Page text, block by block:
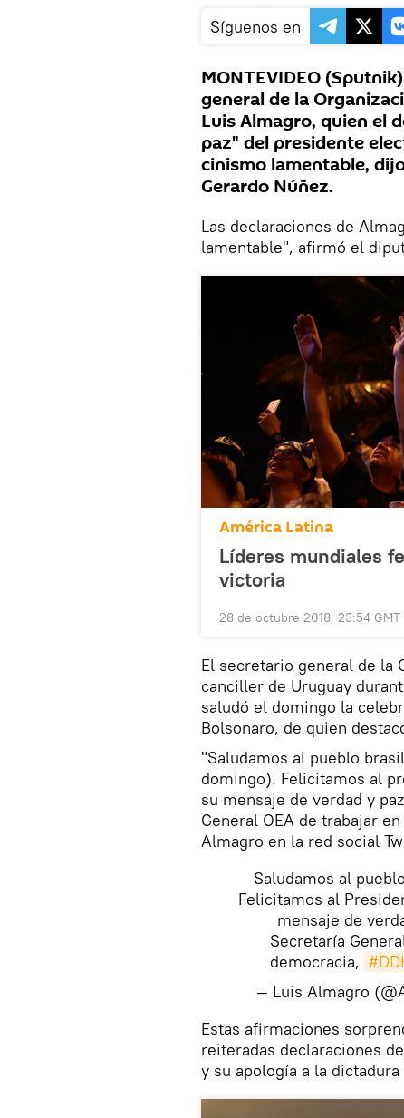
Síguenos en
MONTEVIDEO
general de la
Luis Almagro, quien el
paz" del presidente
cinismo lamentable,
Gerardo Núñez.
Las declaraciones de
lamentable", afirmó el
América Latina
Líderes mundiales
victoria
28 de octubre 2018, 23:54 GMT
El secretario general de la
canciller de Uruguay
saludó el domingo la
Bolsonaro, de quien
"Saludamos al pueblo
domingo). Felicitamos al
su mensaje de verdad y
General OEA de trabajar
Almagro en la red social
Saludamos al
Felicitamos al
mensaje de
Secretaría
democracia,
— Luis Almagro
​Estas afirmaciones
reiteradas declaraciones
y su apología a la